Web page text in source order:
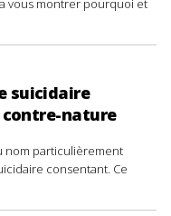
vous montrer pourquoi et
suicidaire
nature
nom particulièrement
consentant. Ce